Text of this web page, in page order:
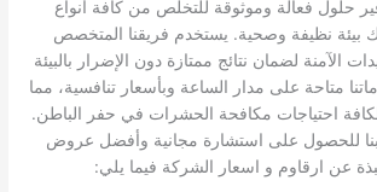
حلول فعالة وموثوقة للتخلص من كافة أنواع
بيئة نظيفة وصحية. يستخدم فريقنا المتخصص
الآمنة لضمان نتائج ممتازة دون الإضرار بالبيئة
متاحة على مدار الساعة وبأسعار تنافسية، مما
لكافة احتياجات مكافحة الحشرات في حفر الباطن.
بنا للحصول على استشارة مجانية وأفضل عروض
عن ارقاوم و اسعار الشركة فيما يلي: